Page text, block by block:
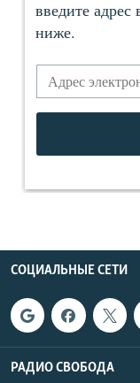
СОЦИАЛЬНЫЕ СЕТИ
РАДИО СВОБОДА